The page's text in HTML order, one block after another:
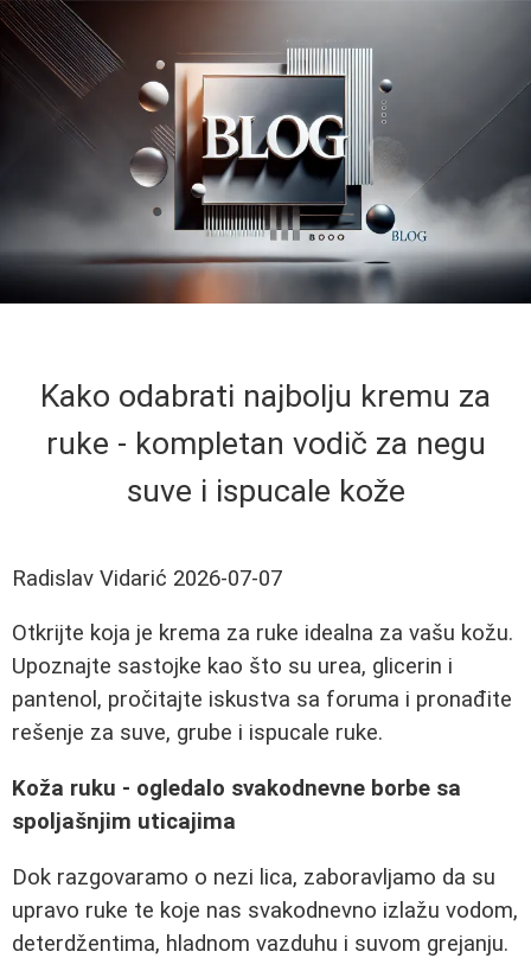
Kako odabrati najbolju kremu za
ruke - kompletan vodič za negu
suve i ispucale kože
Radislav Vidarić 2026-07-07
Otkrijte koja je krema za ruke idealna za vašu kožu.
Upoznajte sastojke kao što su urea, glicerin i
pantenol, pročitajte iskustva sa foruma i pronađite
rešenje za suve, grube i ispucale ruke.
Koža ruku - ogledalo svakodnevne borbe sa
spoljašnjim uticajima
Dok razgovaramo o nezi lica, zaboravljamo da su
upravo ruke te koje nas svakodnevno izlažu vodom,
deterdžentima, hladnom vazduhu i suvom grejanju.